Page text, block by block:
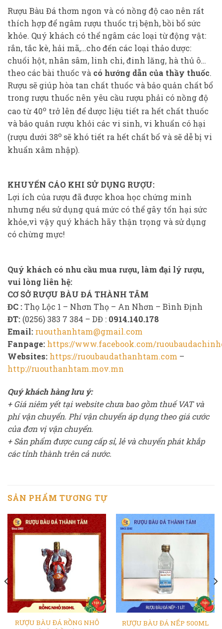
Rượu Bàu Đá thơm ngon và có nồng độ cao nên rất
thích hợp để ngâm rượu thuốc trị bệnh, bồi bổ sức
khỏe. Quý khách có thể ngâm các loại từ động vật:
rắn, tắc kè, hải mã,…cho đến các loại thảo dược:
chuối hột, nhân sâm, linh chi, đinh lăng, hà thủ ô…
theo các bài thuốc và có hướng dẫn của thầy thuốc.
Rượu sẽ giúp hòa tan chất thuốc và bảo quản chất bổ
trong rượu thuốc nên yêu cầu rượu phải có nồng độ
cao từ 40o trở lên để dược liệu tiết ra hết chất thuốc
và bảo quản rượu khỏi các vi sinh, vi khuẩn có hại
(rượu dưới 38o sẽ khó tiết ra hết chất bổ và sẽ dễ bị vi
khuẩn xâm nhập).
KHUYẾN CÁO KHI SỬ DỤNG RƯỢU:
Lợi ích của rượu đã được khoa học chứng minh
nhưng nếu sử dụng quá mức có thể gây tổn hại sức
khỏe,vì vậy quý khách hãy thận trọng và sử dụng
có chừng mực!
Quý khách có nhu cầu mua rượu, làm đại lý rượu,
vui lòng liên hệ:
CƠ SỞ RƯỢU BÀU ĐÁ THÀNH TÂM
ĐC :Thọ Lộc 1 – Nhơn Thọ – An Nhơn – Bình Định
ĐT: (0256) 383 7 384 – DĐ : 0914.140.178
Email: ruouthanhtam@gmail.com
Fanpage: https://www.facebook.com/
Websites: https://ruoubaudathanhtam.com –
http://ruouthanhtam.mov.mn
Quý khách hàng lưu ý:
+ Giá niêm yết tại website chưa bao gồm thuế VAT và
phí vận chuyển. Phí vận chuyển áp dụng theo giá cước
của đơn vị vận chuyển.
+ Sản phẩm được cung cấp sỉ, lẻ và chuyển phát khắp
các tỉnh thành trên cả nước.
SẢN PHẨM TƯƠNG TỰ
RƯỢU BÀU ĐÁ RỒNG NHỎ
RƯỢU BÀU ĐÁ NẾP 500ML